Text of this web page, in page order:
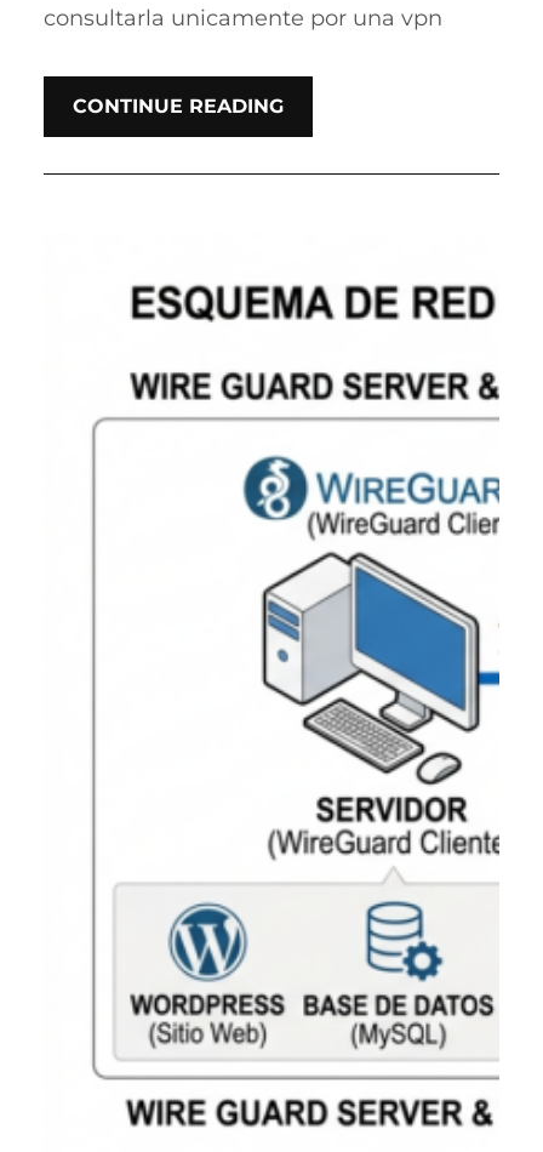
consultarla unicamente por una vpn
CONTINUE READING